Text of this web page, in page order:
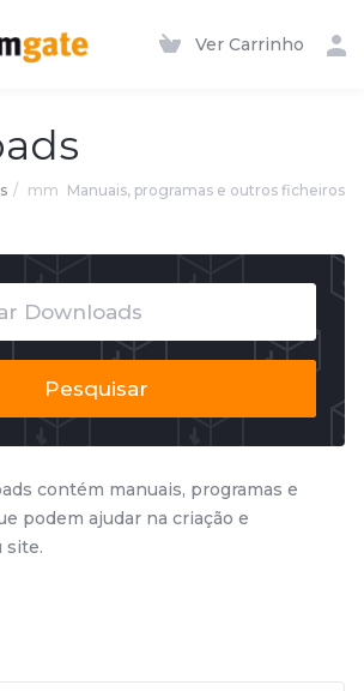
Ver Carrinho
mm Manuais, programas e outros ficheiros
Pesquisar
contém manuais, programas e
podem ajudar na criação e
site.